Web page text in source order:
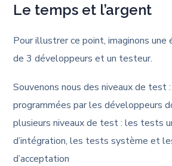
Le temps et l’argent
Pour illustrer ce point, imaginons une
de 3 développeurs et un testeur.
Souvenons nous des niveaux de test
programmées par les développeurs
plusieurs niveaux de test : les tests
d’intégration, les tests système et
d’acceptation